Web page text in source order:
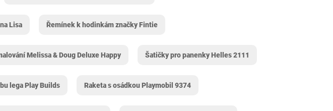
Lisa Řemínek k hodinkám značky Fintie
Melissa & Doug Deluxe Happy Šatičky pro panenky Helles 2111
lega Play Builds Raketa s osádkou Playmobil 9374